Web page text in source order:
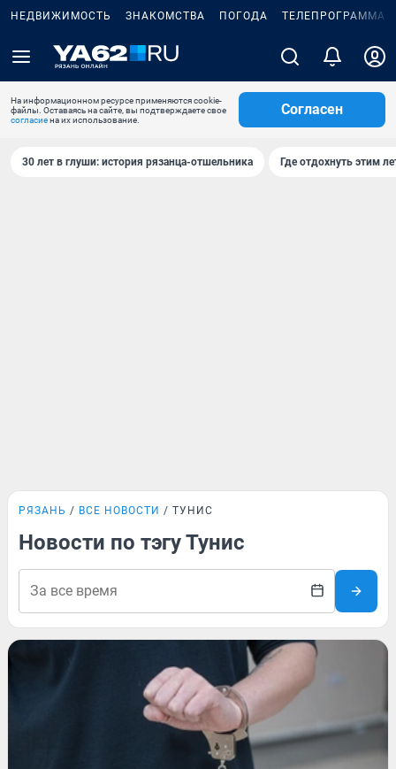
НЕДВИЖИМОСТЬ ЗНАКОМСТВА ПОГОДА ТЕЛЕПРОГРАММА
На информационном ресурсе применяются cookie-
файлы. Оставаясь на сайте, вы подтверждаете свое
согласиена их использование.
Согласен
30 лет в глуши: история рязанца-отшельника Где отдохнуть этим
РЯЗАНЬ ВСЕ НОВОСТИ ТУНИС
Новости по тэгу Тунис